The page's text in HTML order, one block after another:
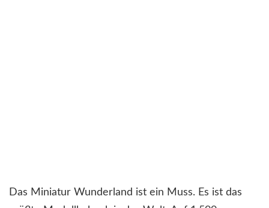
Das Miniatur Wunderland ist ein Muss. Es ist das